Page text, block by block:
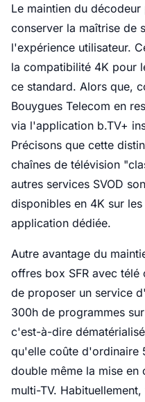
Le maintien du
conserver la maîtrise de
l'expérience utilisateur.
la compatibilité 4K pour
ce standard. Alors que,
Bouygues Telecom en
via l'application b.TV+
Précisons que cette
chaînes de télévision
autres services SVOD
disponibles en 4K sur
application dédiée.
Autre avantage du
offres box SFR avec
de proposer un service
300h de programmes
c'est-à-dire
qu'elle coûte d'ordinaire
double même la mise
multi-TV.